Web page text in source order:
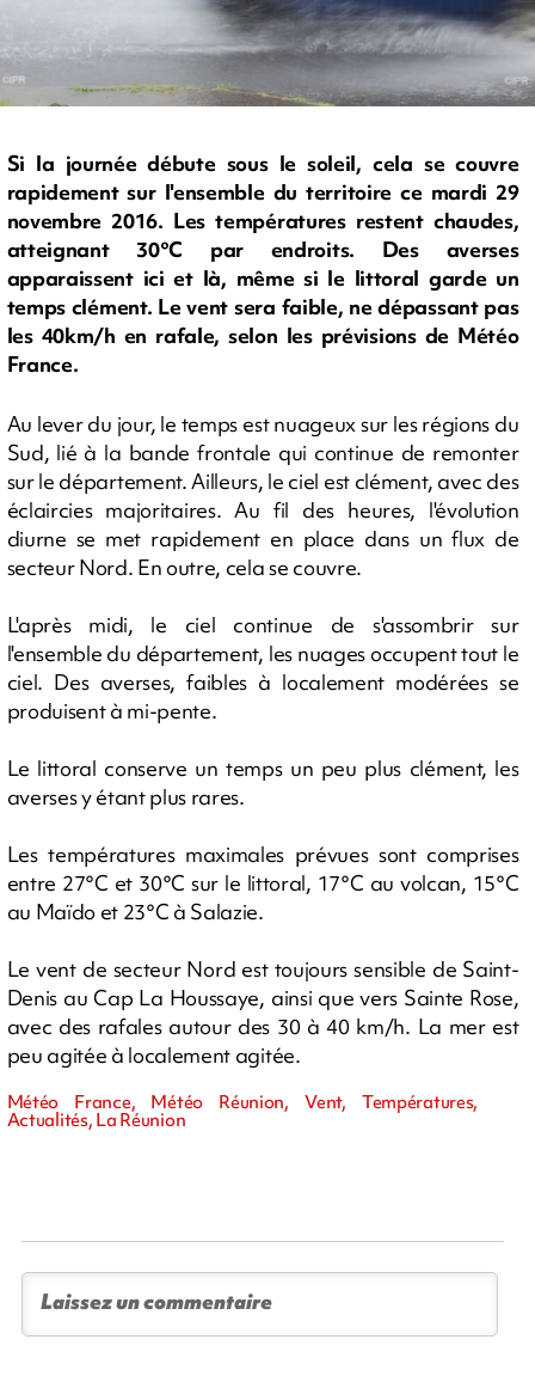
Si la journée débute sous le soleil, cela se couvre
rapidement sur l'ensemble du territoire ce mardi 29
novembre 2016. Les températures restent chaudes,
atteignant 30°C par endroits. Des averses
apparaissent ici et là, même si le littoral garde un
temps clément. Le vent sera faible, ne dépassant pas
les 40km/h en rafale, selon les prévisions de Météo
France.
Au lever du jour, le temps est nuageux sur les régions du
Sud, lié à la bande frontale qui continue de remonter
sur le département. Ailleurs, le ciel est clément, avec des
éclaircies majoritaires. Au fil des heures, l'évolution
diurne se met rapidement en place dans un flux de
secteur Nord. En outre, cela se couvre.
L'après midi, le ciel continue de s'assombrir sur
l'ensemble du département, les nuages occupent tout le
ciel. Des averses, faibles à localement modérées se
produisent à mi-pente.
Le littoral conserve un temps un peu plus clément, les
averses y étant plus rares.
Les températures maximales prévues sont comprises
entre 27°C et 30°C sur le littoral, 17°C au volcan, 15°C
au Maïdo et 23°C à Salazie.
Le vent de secteur Nord est toujours sensible de Saint-
Denis au Cap La Houssaye, ainsi que vers Sainte Rose,
avec des rafales autour des 30 à 40 km/h. La mer est
peu agitée à localement agitée.
Météo France, Météo Réunion, Vent, Températures,
Actualités, La Réunion